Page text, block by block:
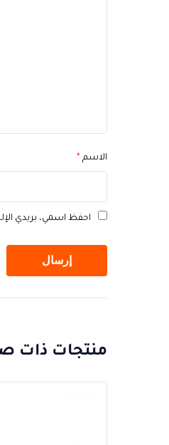
الاسم *
احفظ اسمي، بريدي
منتجات ذات